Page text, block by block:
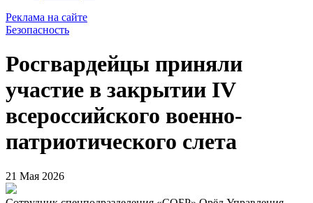
Реклама на сайте
Безопасность
Росгвардейцы приняли
участие в закрытии IV
всероссийского военно-
патриотического слета
21 Мая 2026